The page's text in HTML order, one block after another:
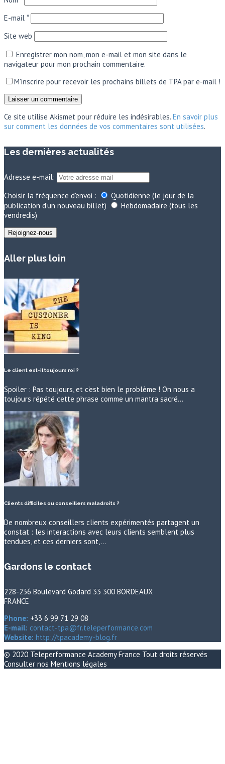
E-mail *
Site web
Enregistrer mon nom, mon e-mail et mon site dans le
navigateur pour mon prochain commentaire.
M'inscrire pour recevoir les prochains billets de TPA par e-mail !
Ce site utilise Akismet pour réduire les indésirables. En savoir plus
sur comment les données de vos commentaires sont utilisées.
Les dernières actualités
Adresse e-mail:
Choisir la fréquence d'envoi :
Quotidienne (le jour de la
publication d'un nouveau billet)
Hebdomadaire (tous les
vendredis)
Aller plus loin
Le client est-il toujours roi ?
Spoiler : Pas toujours, et c’est bien le problème ! On nous a
toujours répété cette phrase comme un mantra sacré…
Clients difficiles ou conseillers maladroits ?
De nombreux conseillers clients expérimentés partagent un
constat : les interactions avec leurs clients semblent plus
tendues, et ces derniers sont,…
Gardons le contact
228-236 Boulevard Godard 33 300 BORDEAUX
FRANCE
Phone: +33 6 99 71 29 08
E-mail: contact-tpa@fr.teleperformance.com
Website: http://tpacademy-blog.fr
© 2020 Teleperformance Academy France Tout droits réservés
Consulter nos Mentions légales